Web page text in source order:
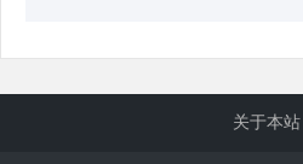
关于本站